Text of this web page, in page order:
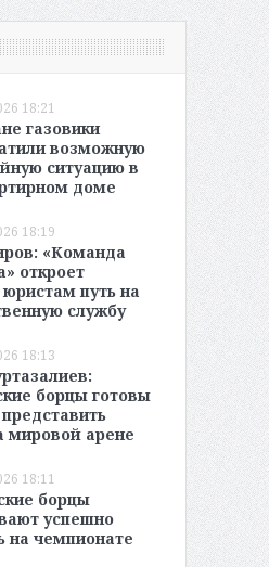
18:21
газовики
возможную
ситуацию в
доме
18:19
«Команда
откроет
путь на
службу
18:13
борцы готовы
мировой арене
18:11
борцы
успешно
на чемпионате